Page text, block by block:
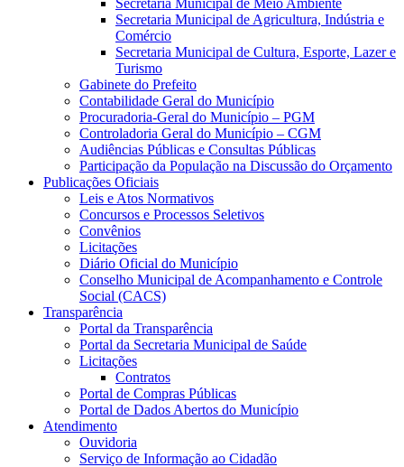
Secretaria Municipal de Meio Ambiente
Secretaria Municipal de Agricultura, Indústria e
Comércio
Secretaria Municipal de Cultura, Esporte, Lazer e
Turismo
Gabinete do Prefeito
Contabilidade Geral do Município
Procuradoria-Geral do Município – PGM
Controladoria Geral do Município – CGM
Audiências Públicas e Consultas Públicas
Participação da População na Discussão do Orçamento
Publicações Oficiais
Leis e Atos Normativos
Concursos e Processos Seletivos
Convênios
Licitações
Diário Oficial do Município
Conselho Municipal de Acompanhamento e Controle
Social (CACS)
Transparência
Portal da Transparência
Portal da Secretaria Municipal de Saúde
Licitações
Contratos
Portal de Compras Públicas
Portal de Dados Abertos do Município
Atendimento
Ouvidoria
Serviço de Informação ao Cidadão